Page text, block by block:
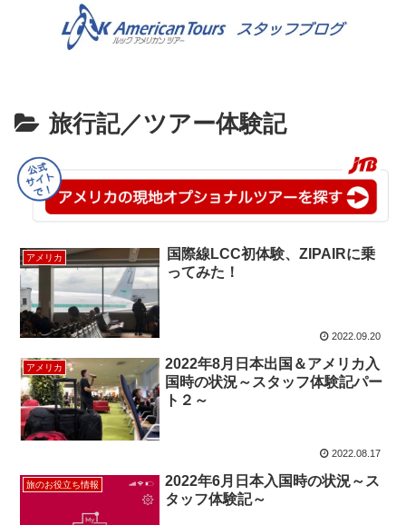
旅行記／ツアー体験記
アメリカ
国際線LCC初体験、ZIPAIRに乗
ってみた！
2022.09.20
アメリカ
2022年8月日本出国＆アメリカ入
国時の状況～スタッフ体験記パー
ト２～
2022.08.17
旅のお役立ち情報
2022年6月日本入国時の状況～ス
タッフ体験記～